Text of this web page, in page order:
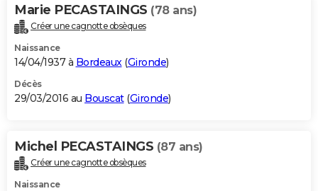
Marie PECASTAINGS (78 ans)
Créer une cagnotte obsèques
Naissance
14/04/1937 à Bordeaux(Gironde)
Décès
29/03/2016 au Bouscat(Gironde)
Michel PECASTAINGS (87 ans)
Créer une cagnotte obsèques
Naissance